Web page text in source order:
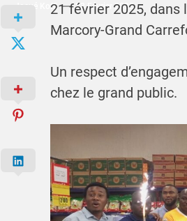
Josué Koffi 23 Février 2025
21 février 2025,
Marcory-Grand
Un respect
chez le grand public.